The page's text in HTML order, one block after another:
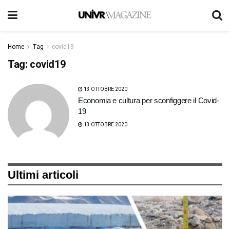
Home Tag covid19
Tag: covid19
13 OTTOBRE 2020
Economia e cultura per sconfiggere il Covid-
19
13 OTTOBRE 2020
Ultimi articoli